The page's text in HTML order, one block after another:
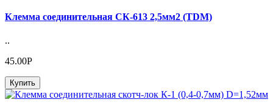
Клемма соединительная СК-613 2,5мм2 (TDM)
..
45.00Р
Купить